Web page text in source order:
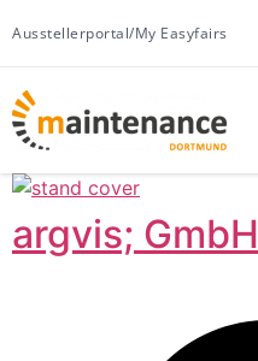
Ausstellerportal/My Easyfairs
argvis; GmbH